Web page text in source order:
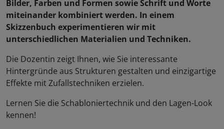
Bilder, Farben und Formen sowie Schrift und Worte
miteinander kombiniert werden. In einem
Skizzenbuch experimentieren wir mit
unterschiedlichen Materialien und Techniken.
Die Dozentin zeigt Ihnen, wie Sie interessante
Hintergründe aus Strukturen gestalten und einzigartige
Effekte mit Zufallstechniken erzielen.
Lernen Sie die Schabloniertechnik und den Lagen-Look
kennen!